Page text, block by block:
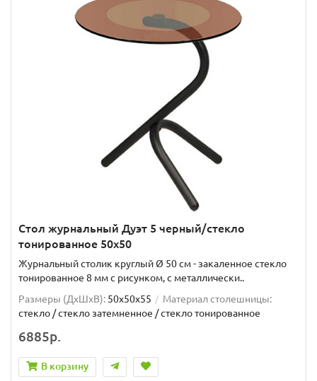
Стол журнальный Дуэт 5 черный/стекло
тонированное 50х50
Журнальный столик круглый Ø 50 см - закаленное стекло
тонированное 8 мм с рисунком, с металлически..
Размеры (ДхШxВ): 50х50х55
Материал столешницы:
стекло / стекло затемненное / стекло тонированное
6885р.
В корзину